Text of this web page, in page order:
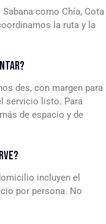
como Chía, Cota
la ruta y la
des, con margen para
servicio listo. Para
de espacio y de
incluyen el
por persona. No